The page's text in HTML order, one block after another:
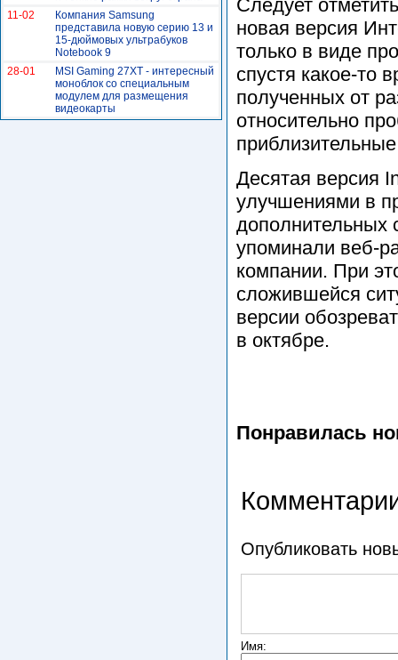
Следует
новая версия
только в виде
спустя какое-то
полученных от
относительно
Десятая версия
улучшениями в
дополнительных
упоминали веб-
компании. При
сложившейся
версии
в октябре.
Понравилась
Опубликовать
Имя:
11-02
Компания Samsung
представила новую серию 13 и
15-дюймовых ультрабуков
Notebook 9
28-01
MSI Gaming 27XT - интересный
моноблок со специальным
модулем для размещения
видеокарты